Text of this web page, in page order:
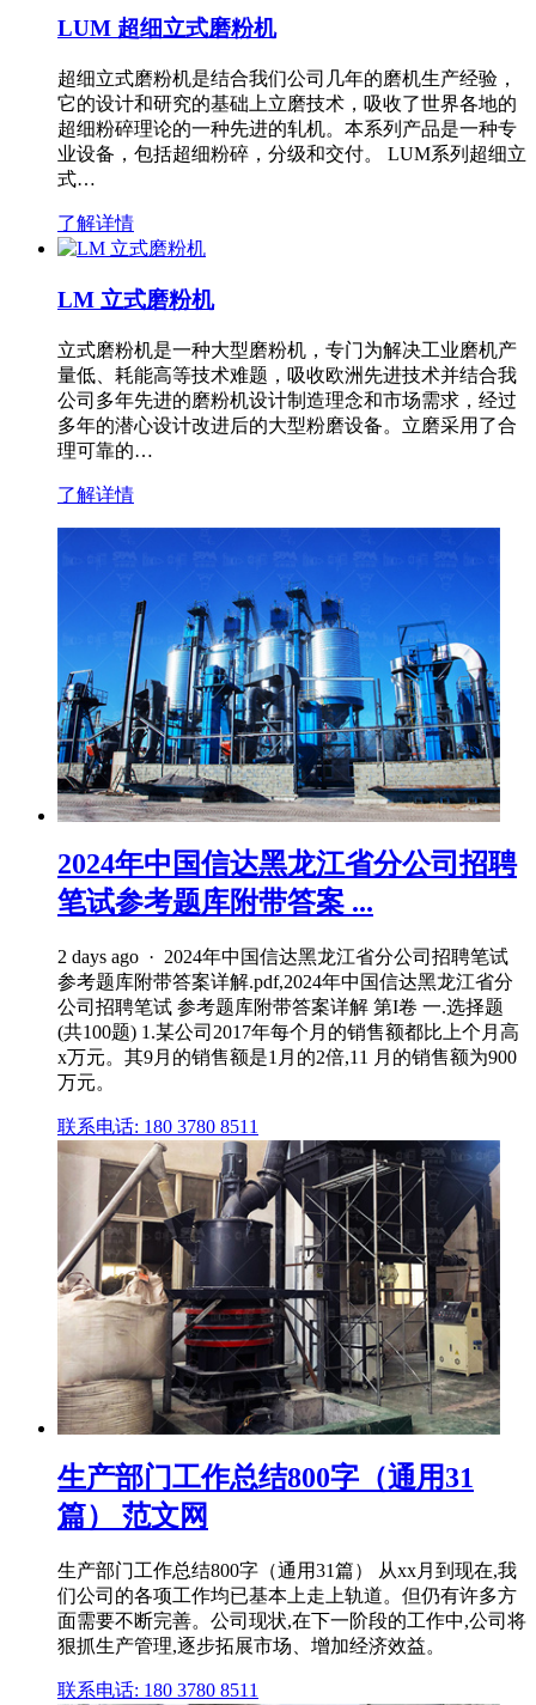
LUM 超细立式磨粉机
超细立式磨粉机是结合我们公司几年的磨机生产经验，
它的设计和研究的基础上立磨技术，吸收了世界各地的
超细粉碎理论的一种先进的轧机。本系列产品是一种专
业设备，包括超细粉碎，分级和交付。 LUM系列超细立
式…
了解详情
LM 立式磨粉机
立式磨粉机是一种大型磨粉机，专门为解决工业磨机产
量低、耗能高等技术难题，吸收欧洲先进技术并结合我
公司多年先进的磨粉机设计制造理念和市场需求，经过
多年的潜心设计改进后的大型粉磨设备。立磨采用了合
理可靠的…
了解详情
2024年中国信达黑龙江省分公司招聘
笔试参考题库附带答案 ...
2 days ago · 2024年中国信达黑龙江省分公司招聘笔试
参考题库附带答案详解.pdf,2024年中国信达黑龙江省分
公司招聘笔试 参考题库附带答案详解 第I卷 一.选择题
(共100题) 1.某公司2017年每个月的销售额都比上个月高
x万元。其9月的销售额是1月的2倍,11 月的销售额为900
万元。
联系电话: 180 3780 8511
生产部门工作总结800字（通用31
篇） 范文网
生产部门工作总结800字（通用31篇） 从xx月到现在,我
们公司的各项工作均已基本上走上轨道。但仍有许多方
面需要不断完善。公司现状,在下一阶段的工作中,公司将
狠抓生产管理,逐步拓展市场、增加经济效益。
联系电话: 180 3780 8511